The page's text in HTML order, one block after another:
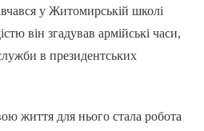
у Житомирській школі
він згадував армійські часи,
в президентських
життя для нього стала робота